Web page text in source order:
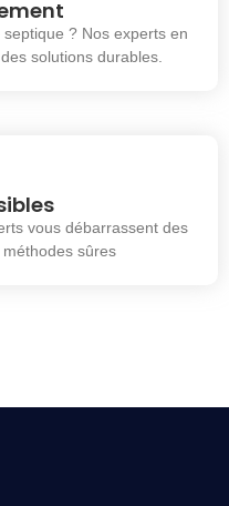
? Nos experts en
solutions durables.
vous débarrassent des
sûres